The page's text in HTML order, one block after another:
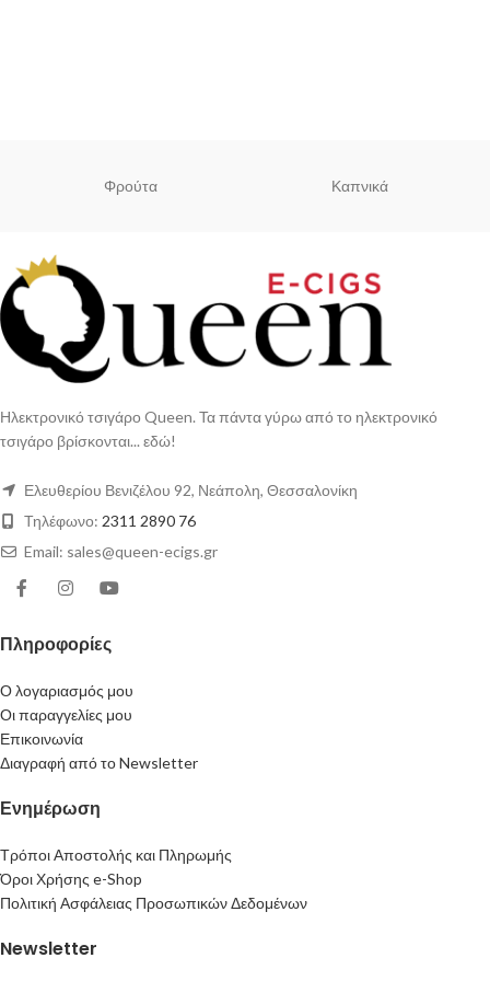
Φρούτα Καπνικά
Ηλεκτρονικό τσιγάρο Queen. Τα πάντα γύρω από το ηλεκτρονικό
τσιγάρο βρίσκονται... εδώ!
Ελευθερίου Βενιζέλου 92, Νεάπολη, Θεσσαλονίκη
Τηλέφωνο: 2311 2890 76
Email: sales@queen-ecigs.gr
Πληροφορίες
Ο λογαριασμός μου
Οι παραγγελίες μου
Επικοινωνία
Διαγραφή από το Newsletter
Ενημέρωση
Τρόποι Αποστολής και Πληρωμής
Όροι Χρήσης e-Shop
Πολιτική Ασφάλειας Προσωπικών Δεδομένων
Newsletter